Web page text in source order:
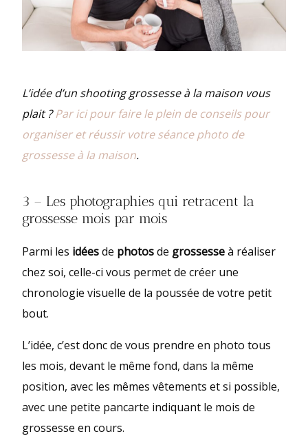
L’idée d’un shooting grossesse à la maison vous
plait ?Par ici pour faire le plein de conseils pour
organiser et réussir votre séance photo de
grossesse à la maison.
3 – Les photographies qui retracent la
grossesse mois par mois
Parmi les idéesde photosde grossesseà réaliser
chez soi, celle-ci vous permet de créer une
chronologie visuelle de la poussée de votre petit
bout.
L’idée, c’est donc de vous prendre en photo tous
les mois, devant le même fond, dans la même
position, avec les mêmes vêtements et si possible,
avec une petite pancarte indiquant le mois de
grossesse en cours.